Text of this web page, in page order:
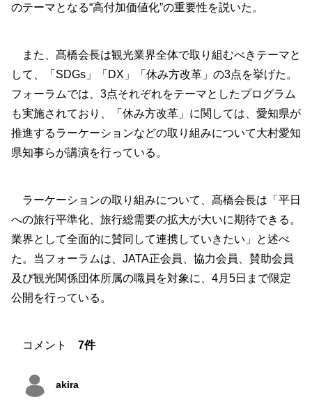
のテーマとなる“高付加価値化”の重要性を説いた。
また、髙橋会長は観光業界全体で取り組むべきテーマと
して、「SDGs」「DX」「休み方改革」の3点を挙げた。
フォーラムでは、3点それぞれをテーマとしたプログラム
も実施されており、「休み方改革」に関しては、愛知県が
推進するラーケーションなどの取り組みについて大村愛知
県知事らが講演を行っている。
ラーケーションの取り組みについて、髙橋会長は「平日
への旅行平準化、旅行総需要の拡大が大いに期待できる。
業界として全面的に賛同して連携していきたい」と述べ
た。当フォーラムは、JATA正会員、協力会員、賛助会員
及び観光関係団体所属の職員を対象に、4月5日まで限定
公開を行っている。
コメント 7件
akira